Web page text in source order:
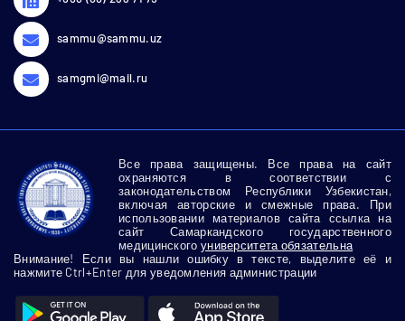
sammu@sammu.uz
samgmi@mail.ru
Все права защищены. Все права на сайт
охраняются в соответствии с
законодательством Республики Узбекистан,
включая авторские и смежные права. При
использовании материалов сайта ссылка на
сайт Самаркандского государственного
медицинского университета обязательна
Внимание! Если вы нашли ошибку в тексте, выделите её и
нажмите Ctrl+Enter для уведомления администрации